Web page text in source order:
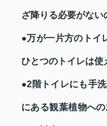
ざ降りる必要がない
●万が一片方のトイ
ひとつのトイレは使
●2階トイレにも手
にある観葉植物へ